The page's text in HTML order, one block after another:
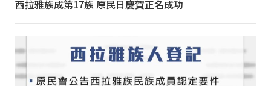
西拉雅族成第17族 原民日慶賀正名成功